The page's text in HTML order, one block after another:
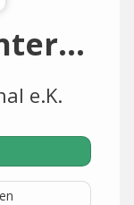
Kefaia Trade International e.K.
e.K.